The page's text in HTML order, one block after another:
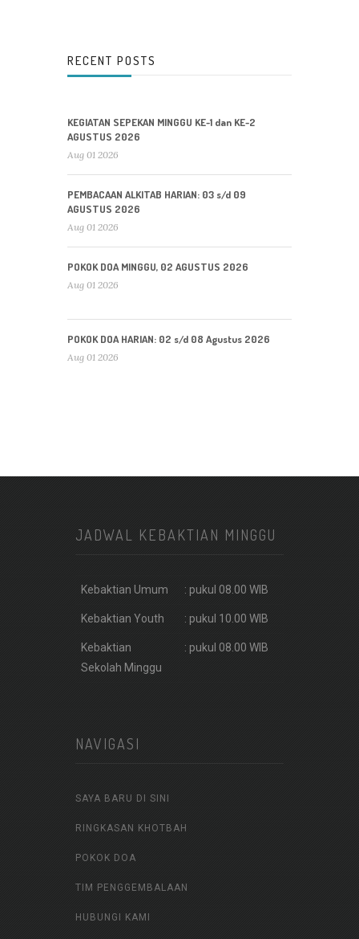
RECENT POSTS
KEGIATAN SEPEKAN MINGGU KE-1 dan KE-2
AGUSTUS 2026
Aug 01 2026
PEMBACAAN ALKITAB HARIAN: 03 s/d 09
AGUSTUS 2026
Aug 01 2026
POKOK DOA MINGGU, 02 AGUSTUS 2026
Aug 01 2026
POKOK DOA HARIAN: 02 s/d 08 Agustus 2026
Aug 01 2026
JADWAL KEBAKTIAN MINGGU
Kebaktian Umum : pukul 08.00 WIB
Kebaktian Youth : pukul 10.00 WIB
Kebaktian
Sekolah Minggu
: pukul 08.00 WIB
NAVIGASI
SAYA BARU DI SINI
RINGKASAN KHOTBAH
POKOK DOA
TIM PENGGEMBALAAN
HUBUNGI KAMI